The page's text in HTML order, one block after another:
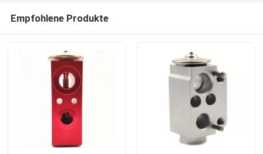
Empfohlene Produkte